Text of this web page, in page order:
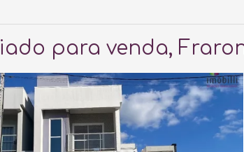
para venda,